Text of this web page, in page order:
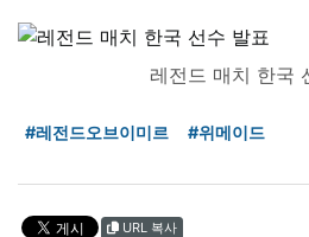
레전드 매치 한국
#레전드오브이미르 #위메이드
URL 복사